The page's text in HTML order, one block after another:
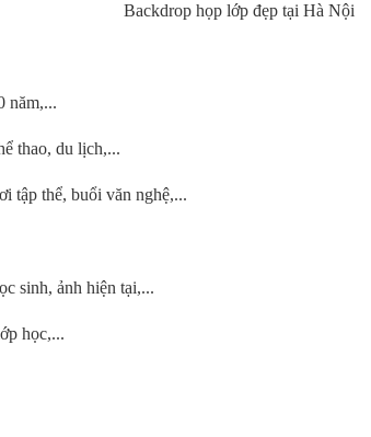
Backdrop họp lớp đẹp tại Hà Nội
năm,...
thao, du lịch,...
tập thể, buổi văn nghệ,...
sinh, ảnh hiện tại,...
học,...